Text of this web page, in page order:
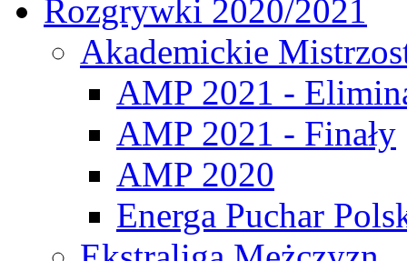
Rozgrywki 2020/2021
Akademickie
AMP 2021 -
AMP 2021 - Finały
AMP 2020
Energa Puchar